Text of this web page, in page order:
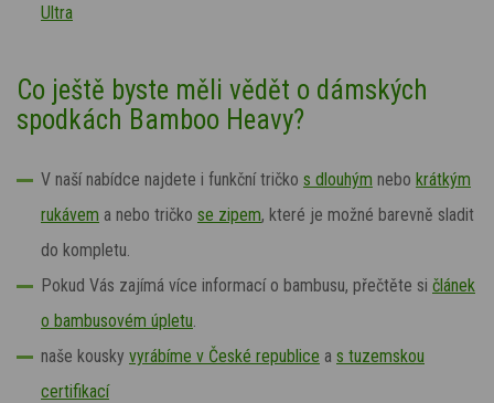
Ultra
Co ještě byste měli vědět o dámských
spodkách Bamboo Heavy?
V naší nabídce najdete i funkční tričko s dlouhým nebo krátkým
rukávem a nebo tričko se zipem, které je možné barevně sladit
do kompletu.
Pokud Vás zajímá více informací o bambusu, přečtěte si článek
o bambusovém úpletu
naše kousky vyrábíme v České republice a s tuzemskou
certifikací